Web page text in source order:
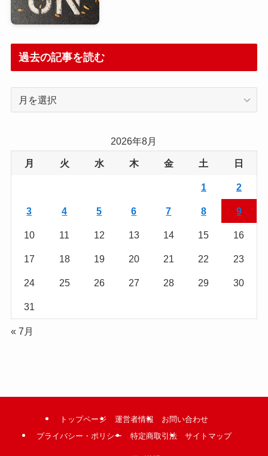
過去の記事を読む
事
2026年8月
月 火 水 木 金 土 日
1 2
3 4 5 6 7 8 9
10 11 12 13 14 15 16
17 18 19 20 21 22 23
24 25 26 27 28 29 30
31
« 7月
トップページ 運営者情報
お問い合わせ
プライバシー・ポリシー
特定商取引法 サイトマップ